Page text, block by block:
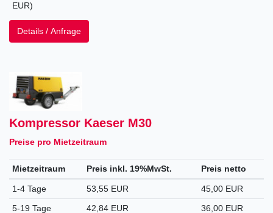
EUR)
Details / Anfrage
Kompressor Kaeser M30
Preise pro Mietzeitraum
Mietzeitraum Preis inkl. 19%MwSt. Preis netto
1-4 Tage 53,55 EUR
45,00 EUR
5-19 Tage
42,84 EUR 36,00 EUR